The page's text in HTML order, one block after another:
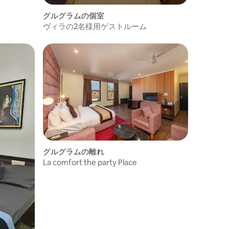
グルグラムの個室
ヴィラの2名様用ゲストルーム
グルグラムの離れ
La comfort the party Place